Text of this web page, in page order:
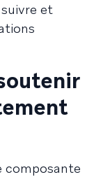
et
composante